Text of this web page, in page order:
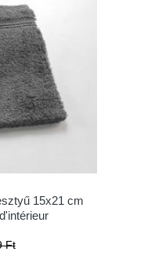
15x21 cm
Ft